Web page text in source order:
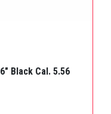
Black Cal. 5.56